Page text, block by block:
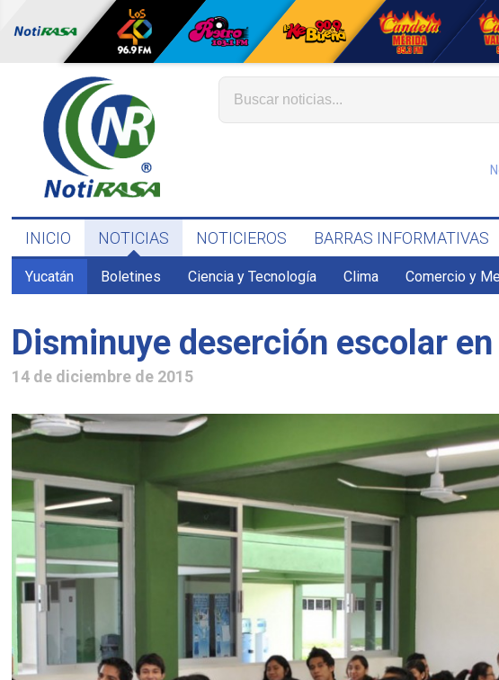
INICIO NOTICIAS NOTICIEROS BARRAS INFORMATIVAS
Yucatán Boletines Ciencia y Tecnología Clima Comercio y
Disminuye deserción escolar
14 de diciembre de 2015